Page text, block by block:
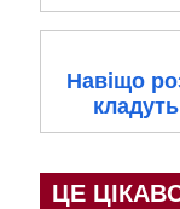
Навіщо
ЦЕ